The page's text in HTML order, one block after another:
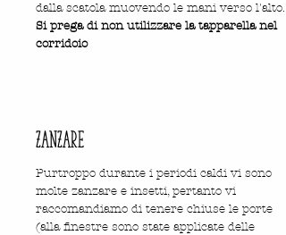
dalla scatola muovendo le mani verso l'alto.
Si prega di non utilizzare la tapparella nel
corridoio
zanzare
Purtroppo durante i periodi caldi vi sono
molte zanzare e insetti, pertanto vi
raccomandiamo di tenere chiuse le porte
(alla finestre sono state applicate delle